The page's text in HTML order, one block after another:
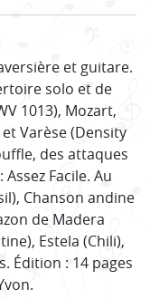
et guitare.
solo et de
1013), Mozart,
Varèse (Density
des attaques
Facile. Au
Chanson andine
de Madera
Estela (Chili),
Édition : 14 pages